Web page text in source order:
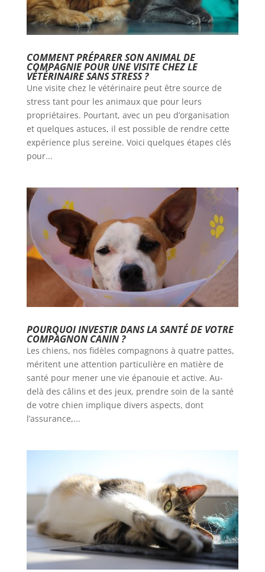
COMMENT PRÉPARER SON ANIMAL DE
COMPAGNIE POUR UNE VISITE CHEZ LE
VÉTÉRINAIRE SANS STRESS ?
Une visite chez le vétérinaire peut être source de
stress tant pour les animaux que pour leurs
propriétaires. Pourtant, avec un peu d’organisation
et quelques astuces, il est possible de rendre cette
expérience plus sereine. Voici quelques étapes clés
pour...
POURQUOI INVESTIR DANS LA SANTÉ DE VOTRE
COMPAGNON CANIN ?
Les chiens, nos fidèles compagnons à quatre pattes,
méritent une attention particulière en matière de
santé pour mener une vie épanouie et active. Au-
delà des câlins et des jeux, prendre soin de la santé
de votre chien implique divers aspects, dont
l’assurance,...